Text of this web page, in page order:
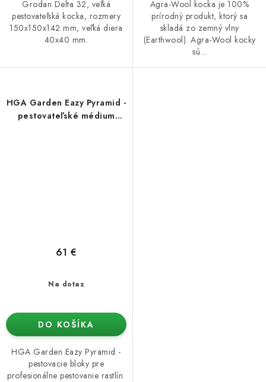
Grodan Delta 32, veľká
pestovateľská kocka, rozmery
150x150x142 mm, veľká diera
40x40 mm.
Agra-Wool kocka je 100%
prírodný produkt, ktorý sa
skladá zo zemný vlny
(Earthwool). Agra-Wool kocky
sú...
HGA Garden Eazy Pyramid -
pestovateľské médium
Na dotaz
61 €
DO KOŠÍKA
HGA Garden Eazy Pyramid -
pestovacie bloky pre
profesionálne pestovanie rastlín.